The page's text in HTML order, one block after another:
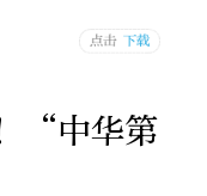
“中华第